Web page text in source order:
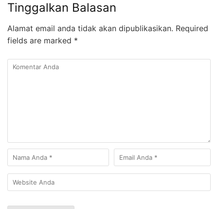
Tinggalkan Balasan
Alamat email anda tidak akan dipublikasikan. Required
fields are marked *